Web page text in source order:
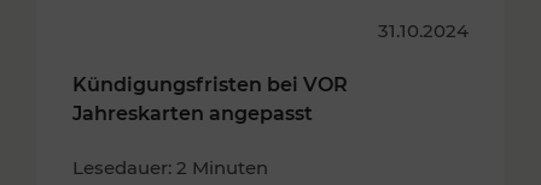
31.10.2024
Kündigungsfristen bei VOR
Jahreskarten angepasst
Lesedauer: 2 Minuten